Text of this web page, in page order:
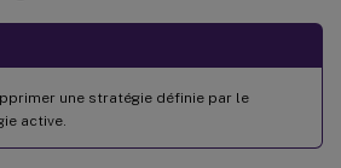
une stratégie définie par le
active.